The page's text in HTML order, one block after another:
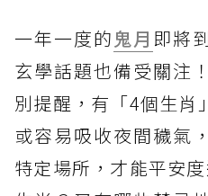
一年一度的鬼月 即將
玄學話題也備受關注
別提醒，有「4個生肖
或容易吸收夜間穢氣
特定場所，才能平安